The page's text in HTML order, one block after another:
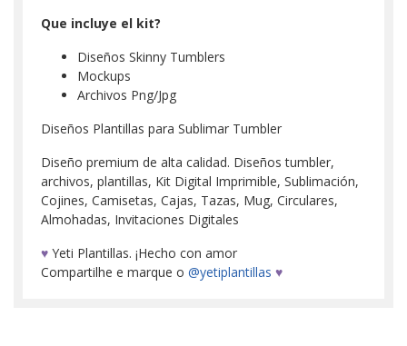
Que incluye el kit?
Diseños Skinny Tumblers
Mockups
Archivos Png/Jpg
Diseños Plantillas para Sublimar Tumbler
Diseño premium de alta calidad. Diseños tumbler,
archivos, plantillas, Kit Digital Imprimible, Sublimación,
Cojines, Camisetas, Cajas, Tazas, Mug, Circulares,
Almohadas, Invitaciones Digitales
♥ Yeti Plantillas. ¡Hecho con amor
Compartilhe e marque o @yetiplantillas ♥